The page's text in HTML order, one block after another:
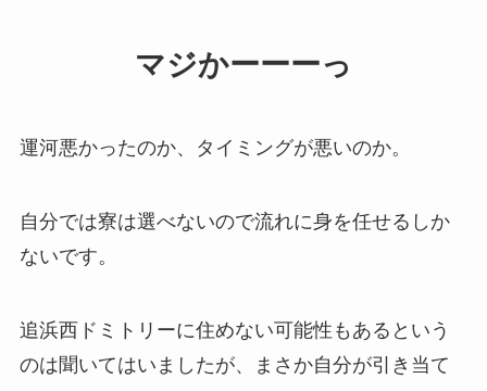
マジかーーーっ
運河悪かったのか、タイミングが悪いのか。
自分では寮は選べないので流れに身を任せるしか
ないです。
追浜西ドミトリーに住めない可能性もあるという
のは聞いてはいましたが、まさか自分が引き当て